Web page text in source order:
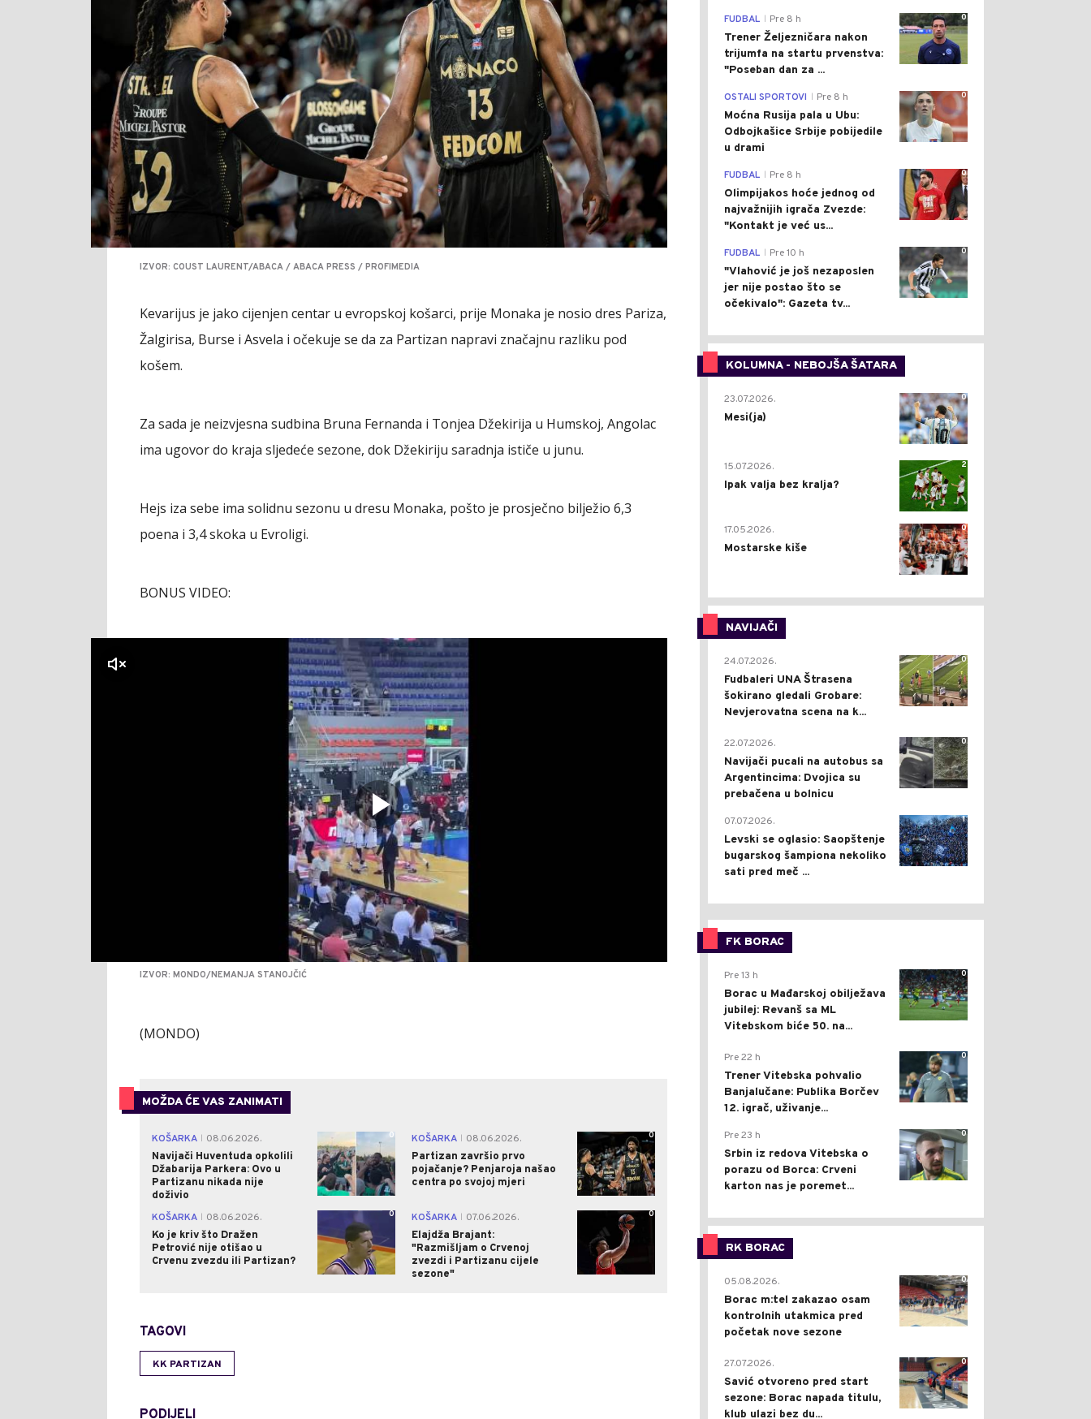
IZVOR: COUST LAURENT/ABACA / ABACA PRESS / PROFIMEDIA
Kevarijus je jako cijenjen centar u evropskoj košarci, prije Monaka je nosio dres Pariza,
Žalgirisa, Burse i Asvela i očekuje se da za Partizan napravi značajnu razliku pod
košem.
Za sada je neizvjesna sudbina Bruna Fernanda i Tonjea Džekirija u Humskoj, Angolac
ima ugovor do kraja sljedeće sezone, dok Džekiriju saradnja ističe u junu.
Hejs iza sebe ima solidnu sezonu u dresu Monaka, pošto je prosječno bilježio 6,3
poena i 3,4 skoka u Evroligi.
BONUS VIDEO:
IZVOR: MONDO/NEMANJA STANOJČIĆ
(MONDO)
MOŽDA ĆE VAS ZANIMATI
KOŠARKA
08.06.2026.
Navijači Huventuda opkolili
Džabarija Parkera: Ovo u
Partizanu nikada nije
doživio
0 KOŠARKA
08.06.2026.
Partizan završio prvo
pojačanje? Penjaroja našao
centra po svojoj mjeri
0
KOŠARKA
08.06.2026.
Ko je kriv što Dražen
Petrović nije otišao u
Crvenu zvezdu ili Partizan?
0 KOŠARKA
07.06.2026.
Elajdža Brajant:
"Razmišljam o Crvenoj
zvezdi i Partizanu cijele
sezone"
0
TAGOVI
KK PARTIZAN
PODIJELI
0
FUDBAL Pre 8 h
Trener Željezničara nakon
trijumfa na startu prvenstva:
"Poseban dan za ...
0
OSTALI SPORTOVI Pre 8 h
Moćna Rusija pala u Ubu:
Odbojkašice Srbije pobijedile
u drami
0
FUDBAL Pre 8 h
Olimpijakos hoće jednog od
najvažnijih igrača Zvezde:
"Kontakt je već us...
0
FUDBAL Pre 10 h
"Vlahović je još nezaposlen
jer nije postao što se
očekivalo": Gazeta tv...
KOLUMNA - NEBOJŠA ŠATARA
0
23.07.2026.
Mesi(ja)
2
15.07.2026.
Ipak valja bez kralja?
0
17.05.2026.
Mostarske kiše
NAVIJAČI
0
24.07.2026.
Fudbaleri UNA Štrasena
šokirano gledali Grobare:
Nevjerovatna scena na k...
0
22.07.2026.
Navijači pucali na autobus sa
Argentincima: Dvojica su
prebačena u bolnicu
1
07.07.2026.
Levski se oglasio: Saopštenje
bugarskog šampiona nekoliko
sati pred meč ...
FK BORAC
0
Pre 13 h
Borac u Mađarskoj obilježava
jubilej: Revanš sa ML
Vitebskom biće 50. na...
0
Pre 22 h
Trener Vitebska pohvalio
Banjalučane: Publika Borčev
12. igrač, uživanje...
0
Pre 23 h
Srbin iz redova Vitebska o
porazu od Borca: Crveni
karton nas je poremet...
RK BORAC
0
05.08.2026.
Borac m:tel zakazao osam
kontrolnih utakmica pred
početak nove sezone
0
27.07.2026.
Savić otvoreno pred start
sezone: Borac napada titulu,
klub ulazi bez du...